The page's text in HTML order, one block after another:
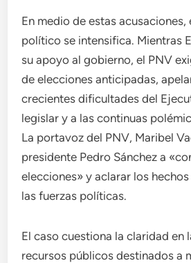
En medio de estas
político se intensifica. Mientras
su apoyo al gobierno, el PNV
de elecciones anticipadas,
crecientes dificultades del
legislar y a las continuas
La portavoz del PNV, Maribel
presidente Pedro Sánchez a
elecciones» y aclarar los
las fuerzas políticas.
El caso cuestiona la claridad en
recursos públicos destinados a